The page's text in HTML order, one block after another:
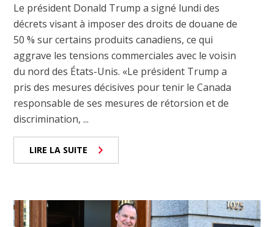
Le président Donald Trump a signé lundi des
décrets visant à imposer des droits de douane de
50 % sur certains produits canadiens, ce qui
aggrave les tensions commerciales avec le voisin
du nord des États-Unis. «Le président Trump a
pris des mesures décisives pour tenir le Canada
responsable de ses mesures de rétorsion et de
discrimination, ...
LIRE LA SUITE